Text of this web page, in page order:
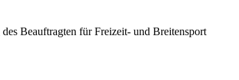
Beauftragten für Freizeit- und Breitensport